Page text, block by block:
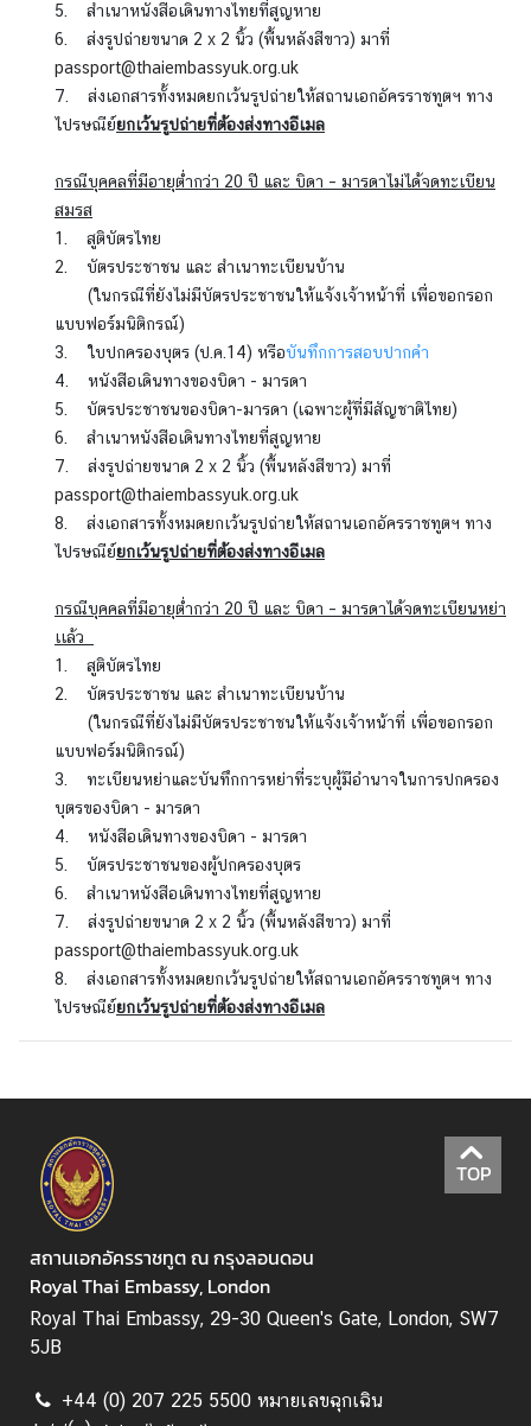
ค
ว
า
ม
สั
พั
น
ธ์
ไ
ย
-
ส
ห
ร
า
ช
อ
า
า
จั
ก
ร
ค
ว
า
ม
สั
ม
พั
น
ธ์
ไ
อ
ร์
แ
ล
น
ด์
ว
5. สำเนาหนังสือเดินทางไทยที่สูญหาย
6. ส่งรูปถ่ายขนาด 2 x 2 นิ้ว (พื้นหลังสีขาว) มาที่
passport@thaiembassyuk.org.uk
7. ส่งเอกสารทั้งหมดยกเว้นรูปถ่ายให้สถานเอกอัครราชทูตฯ ทาง
ไปรษณีย์ยกเว้นรูปถ่ายที่ต้องส่งทางอีเมล
กรณีบุคคลที่มีอายุต่ำกว่า 20 ปี และ บิดา – มารดาไม่ได้จดทะเบียน
สมรส
1.
สูติบัตรไทย
2. บัตรประชาชน และ สำเนาทะเบียนบ้าน
(ในกรณีที่ยังไม่มีบัตรประชาชนให้แจ้งเจ้าหน้าที่ เพื่อขอกรอก
แบบฟอร์มนิติกรณ์)
3. ใบปกครองบุตร (ป.ค.14) หรือบันทึกการสอบปากคำ
4. หนังสือเดินทางของบิดา - มารดา
5. บัตรประชาชนของบิดา-มารดา (เฉพาะผู้ที่มีสัญชาติไทย)
6. สำเนาหนังสือเดินทางไทยที่สูญหาย
7. ส่งรูปถ่ายขนาด 2 x 2 นิ้ว (พื้นหลังสีขาว) มาที่
passport@thaiembassyuk.org.uk
8. ส่งเอกสารทั้งหมดยกเว้นรูปถ่ายให้สถานเอกอัครราชทูตฯ ทาง
ไปรษณีย์ยกเว้นรูปถ่ายที่ต้องส่งทางอีเมล
กรณีบุคคลที่มีอายุต่ำกว่า 20 ปี และ บิดา – มารดาได้จดทะเบียนหย่า
เเล้ว
1. สูติบัตรไทย
2. บัตรประชาชน และ สำเนาทะเบียนบ้าน
(ในกรณีที่ยังไม่มีบัตรประชาชนให้แจ้งเจ้าหน้าที่ เพื่อขอกรอก
แบบฟอร์มนิติกรณ์)
3. ทะเบียนหย่าและบันทึกการหย่าที่ระบุผู้มีอำนาจในการปกครอง
บุตรของบิดา - มารดา
4. หนังสือเดินทางของบิดา - มารดา
5. บัตรประชาชนของผู้ปกครองบุตร
6. สำเนาหนังสือเดินทางไทยที่สูญหาย
7. ส่งรูปถ่ายขนาด 2 x 2 นิ้ว (พื้นหลังสีขาว) มาที่
passport@thaiembassyuk.org.uk
8. ส่งเอกสารทั้งหมดยกเว้นรูปถ่ายให้สถานเอกอัครราชทูตฯ ทาง
ไปรษณีย์ยกเว้นรูปถ่ายที่ต้องส่งทางอีเมล
TOP
สถานเอกอัครราชทูต ณ กรุงลอนดอน
Royal Thai Embassy, London
Royal Thai Embassy, 29-30 Queen's Gate, London, SW7
5JB
+44 (0) 207 225 5500 หมายเลขฉุกเฉิน